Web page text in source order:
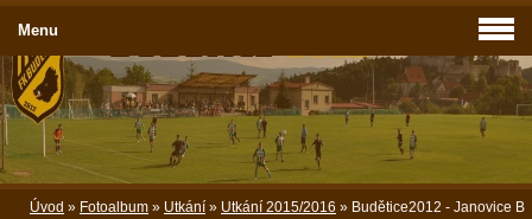
Úvod » Fotoalbum » Utkání » Utkání 2015/2016 » Budětice2012 - Janovice B
Menu